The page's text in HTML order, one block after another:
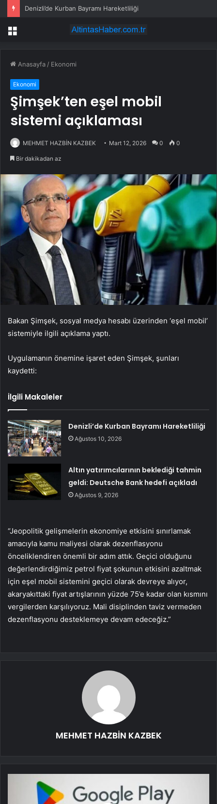
Denizli’de Kurban Bayramı Hareketliliği
Menü
Anasayfa / Ekonomi
Ekonomi
Şimşek’ten eşel mobil
sistemi açıklaması
MEHMET HAZBİN KAZBEK Mart 12, 2026 0 0
Bir dakikadan az
Bakan Şimşek, sosyal medya hesabı üzerinden ‘eşel mobil’
sistemiyle ilgili açıklama yaptı.
Uygulamanın önemine işaret eden Şimşek, şunları
kaydetti:
İlgili Makaleler
Denizli’de Kurban Bayramı Hareketliliği
Ağustos 10, 2026
Altın yatırımcılarının beklediği tahmin
geldi: Deutsche Bank hedefi açıkladı
Ağustos 9, 2026
“Jeopolitik gelişmelerin ekonomiye etkisini sınırlamak
amacıyla kamu maliyesi olarak dezenflasyonu
önceliklendiren önemli bir adım attık. Geçici olduğunu
değerlendirdiğimiz petrol fiyat şokunun etkisini azaltmak
için eşel mobil sistemini geçici olarak devreye alıyor,
akaryakıttaki fiyat artışlarının yüzde 75’e kadar olan kısmını
vergilerden karşılıyoruz. Mali disiplinden taviz vermeden
dezenflasyonu desteklemeye devam edeceğiz.”
MEHMET HAZBİN KAZBEK